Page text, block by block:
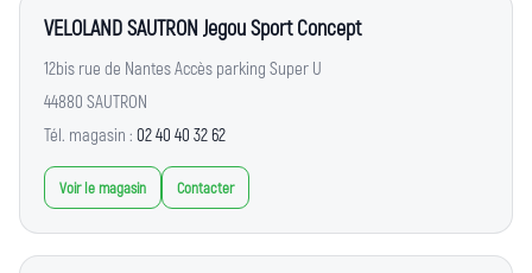
VELOLAND SAUTRON Jegou Sport Concept
12bis rue de Nantes Accès parking Super U
44880 SAUTRON
Tél. magasin : 02 40 40 32 62
Voir le magasin Contacter